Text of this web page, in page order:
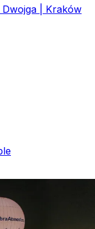
| Kraków